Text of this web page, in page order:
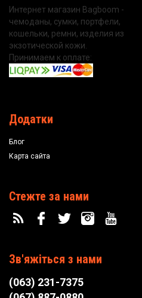
Интернет магазин Bagboom -
чемоданы, сумки, портфели,
кошельки, ремни, изделия из
экзотической кожи.
Принимаем к оплате:
Додатки
Блог
Карта сайта
Стежте за нами
Зв'яжіться з нами
(063) 231-7375